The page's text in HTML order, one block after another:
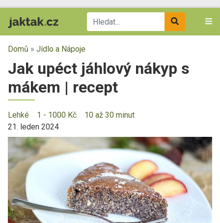
Domů » Jídlo a Nápoje
Jak upéct jáhlový nákyp s
mákem | recept
Lehké 1 - 1000 Kč
10 až 30 minut
21. leden 2024